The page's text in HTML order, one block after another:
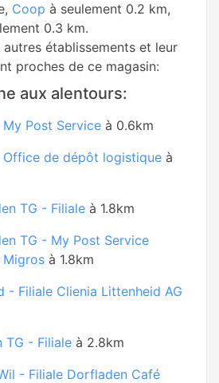
Coop à seulement 0.2 km,
0.3 km.
établissements et leur
proches de ce magasin:
aux alentours:
Post Service à 0.6km
Office de dépôt logistique à
TG - Filiale à 1.8km
TG - My Post Service
Migros à 1.8km
- Filiale Clienia Littenheid AG
TG - Filiale à 2.8km
- Filiale Dorfladen Café